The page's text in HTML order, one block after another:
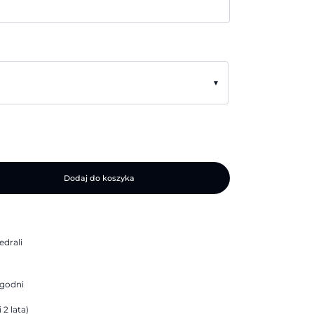
▾
Dodaj do koszyka
2 lata)